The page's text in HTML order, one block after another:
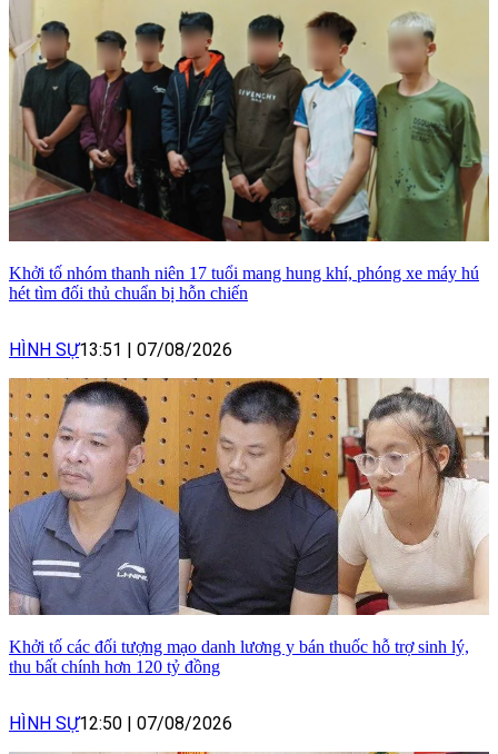
Khởi tố nhóm thanh niên 17 tuổi mang hung khí, phóng xe máy hú
hét tìm đối thủ chuẩn bị hỗn chiến
HÌNH SỰ13:51 07/08/2026
Khởi tố các đối tượng mạo danh lương y bán thuốc hỗ trợ sinh lý,
thu bất chính hơn 120 tỷ đồng
HÌNH SỰ12:50 | 07/08/2026